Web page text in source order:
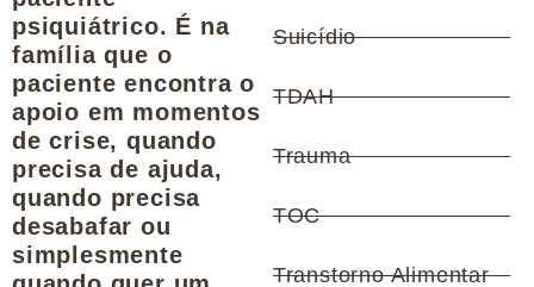
psiquiátrico. É na
família que o
paciente encontra o
apoio em momentos
de crise, quando
precisa de ajuda,
quando precisa
desabafar ou
simplesmente
Suicídio
TDAH
Trauma
TOC
Transtorno Alimentar